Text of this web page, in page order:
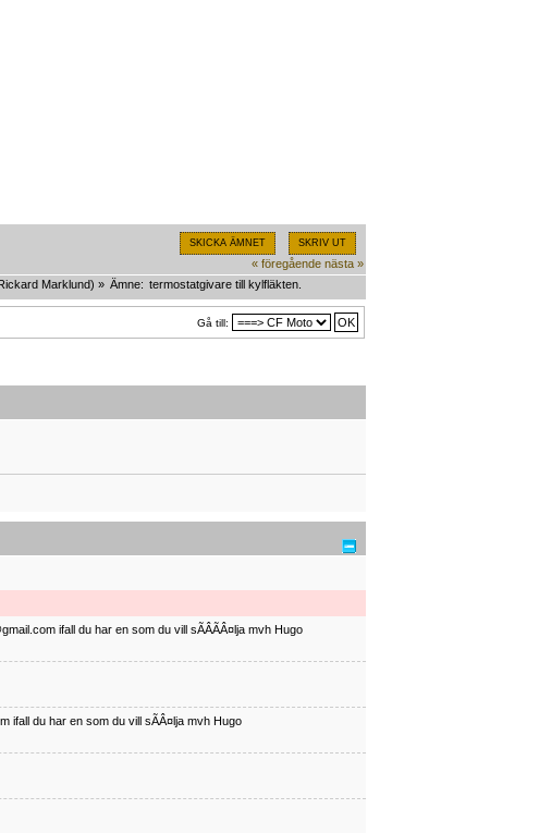
SKICKA ÄMNET SKRIV UT
« föregående nästa »
Rickard Marklund) » Ämne: termostatgivare till kylfläkten.
Gå till:
ifall du har en som du vill sÃÂÃÂ¤lja mvh Hugo
ifall du har en som du vill sÃÂ¤lja mvh Hugo